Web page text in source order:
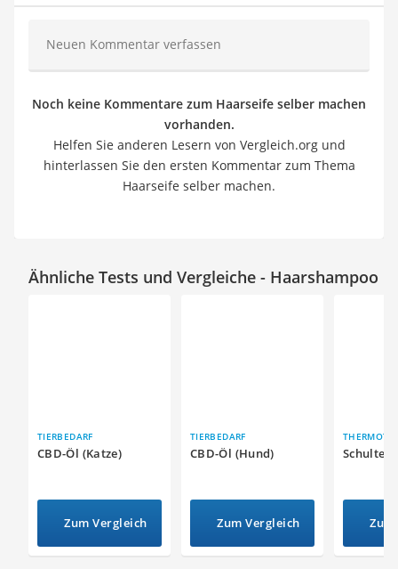
Neuen Kommentar verfassen
Noch keine Kommentare zum Haarseife selber machen
vorhanden.
Helfen Sie anderen Lesern von Vergleich.org und
hinterlassen Sie den ersten Kommentar zum Thema
Haarseife selber machen.
Ähnliche Tests und Vergleiche - Haarshampoo
TIERBEDARF
CBD-Öl (Katze)
Zum Vergleich
TIERBEDARF
CBD-Öl (Hund)
Zum Vergleich